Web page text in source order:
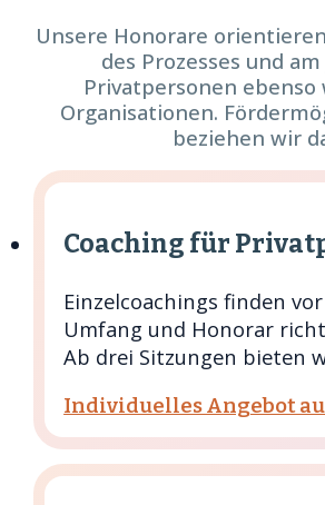
Unsere Honorare
des Prozesses und
Privatpersonen
Organisationen.
beziehen wir
Coaching für
Einzelcoachings finden
Umfang und Honorar
Ab drei Sitzungen bieten
Individuelles Angebot